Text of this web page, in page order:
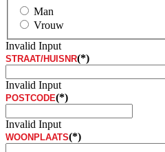
Man
Vrouw
Invalid Input
STRAAT/HUISNR(*)
Invalid Input
POSTCODE(*)
Invalid Input
WOONPLAATS(*)